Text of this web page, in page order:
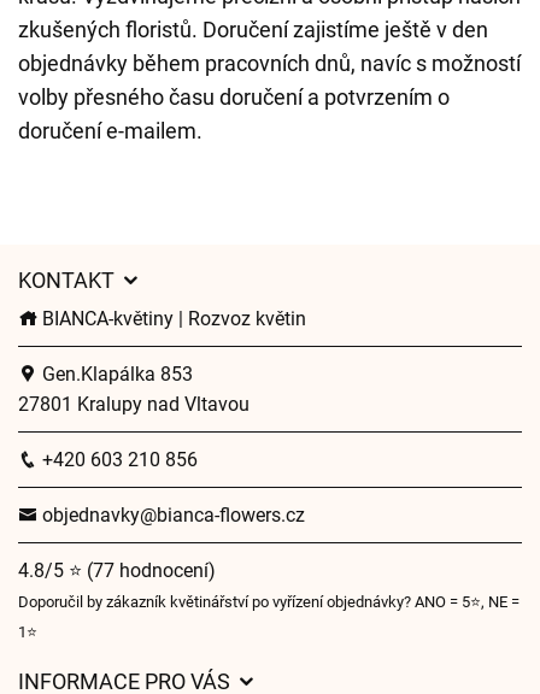
zkušených floristů. Doručení zajistíme ještě v den
objednávky během pracovních dnů, navíc s možností
volby přesného času doručení a potvrzením o
doručení e-mailem.
KONTAKT
BIANCA-květiny | Rozvoz květin
Gen.Klapálka 853
27801 Kralupy nad Vltavou
+420 603 210 856
objednavky@bianca-flowers.cz
4.8/5 ⭐ (77 hodnocení)
Doporučil by zákazník květinářství po vyřízení objednávky? ANO = 5⭐, NE =
1⭐
INFORMACE PRO VÁS